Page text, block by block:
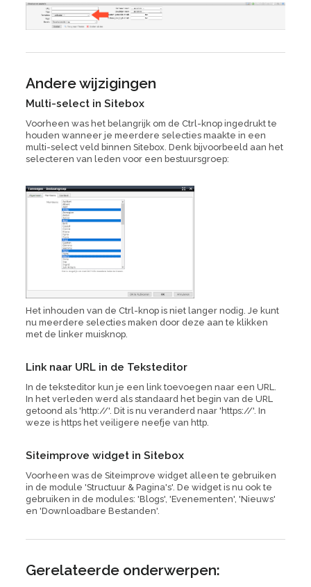
Andere wijzigingen
Multi-select in Sitebox
Voorheen was het belangrijk om de Ctrl-knop ingedrukt te
houden wanneer je meerdere selecties maakte in een
multi-select veld binnen Sitebox. Denk bijvoorbeeld aan het
selecteren van leden voor een bestuursgroep:
Het inhouden van de Ctrl-knop is niet langer nodig. Je kunt
nu meerdere selecties maken door deze aan te klikken
met de linker muisknop.
Link naar URL in de Teksteditor
In de teksteditor kun je een link toevoegen naar een URL.
In het verleden werd als standaard het begin van de URL
getoond als 'http://'. Dit is nu veranderd naar 'https://'. In
weze is https het veiligere neefje van http.
Siteimprove widget in Sitebox
Voorheen was de Siteimprove widget alleen te gebruiken
in de module 'Structuur & Pagina's'. De widget is nu ook te
gebruiken in de modules: 'Blogs', 'Evenementen', 'Nieuws'
en 'Downloadbare Bestanden'.
Gerelateerde onderwerpen: